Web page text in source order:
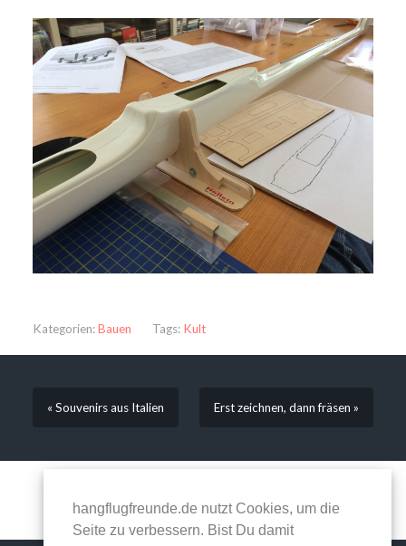
Kategorien:Bauen Tags: Kult
« Souvenirs aus Italien Erst zeichnen, dann fräsen »
Kommentare sind geschlossen.
hangflugfreunde.de nutzt Cookies, um die
Seite zu verbessern. Bist Du damit